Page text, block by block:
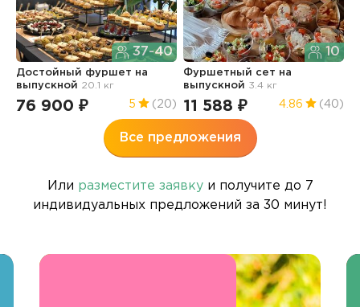
37-40
Достойный фуршет на
выпускной 20.1 кг
76 900 ₽ 5 (20)
10
Фуршетный сет на
выпускной 3.4 кг
11 588 ₽ 4.86 (40)
Все предложения
Или разместите заявкуи получите до 7
индивидуальных предложений за 30 минут!